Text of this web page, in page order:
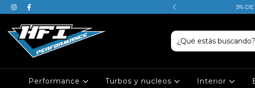
JUSTIN ES DE PISCIS 5%
Performance Turbos y nucleos Interior